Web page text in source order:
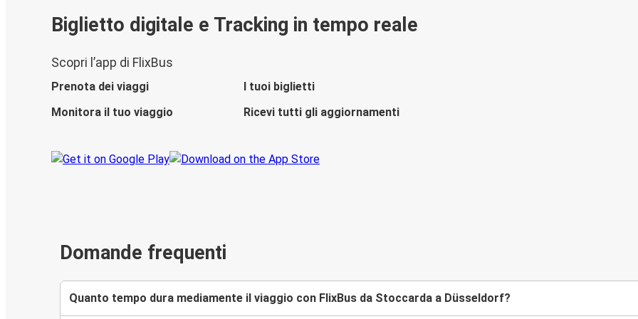
Biglietto digitale e Tracking in tempo reale
Scopri l’app di FlixBus
Prenota dei viaggi
I tuoi biglietti
Monitora il tuo viaggio
Ricevi tutti gli aggiornamenti
Domande frequenti
Quanto tempo dura mediamente il viaggio con FlixBus da Stoccarda a Düsseldorf?